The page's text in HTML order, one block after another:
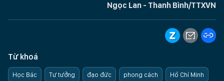
Ngọc Lan - Thanh Bình/TTXVN
Từ khoá
Học Bác Tư tưởng đạo đức phong cách Hồ Chí Minh